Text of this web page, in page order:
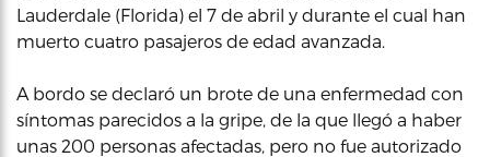
Lauderdale (Florida) el 7 de abril y durante el cual han
muerto cuatro pasajeros de edad avanzada.
A bordo se declaró un brote de una enfermedad con
síntomas parecidos a la gripe, de la que llegó a haber
unas 200 personas afectadas, pero no fue autorizado